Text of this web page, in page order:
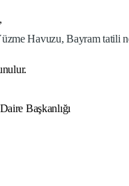
Havuzu, Bayram tatili
Başkanlığı